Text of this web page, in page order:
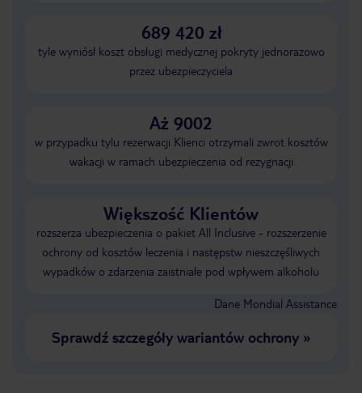
689 420 zł
tyle wyniósł koszt obsługi medycznej pokryty jednorazowo
przez ubezpieczyciela
Aż 9002
w przypadku tylu rezerwacji Klienci otrzymali zwrot kosztów
wakacji w ramach ubezpieczenia od rezygnacji
Większość Klientów
rozszerza ubezpieczenia o pakiet All Inclusive - rozszerzenie
ochrony od kosztów leczenia i następstw nieszczęśliwych
wypadków o zdarzenia zaistniałe pod wpływem alkoholu
Dane Mondial Assistance
Sprawdź szczegóły wariantów ochrony»